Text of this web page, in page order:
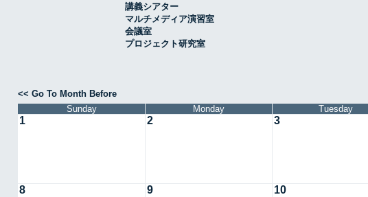
講義シアター
マルチメディア演習室
会議室
プロジェクト研究室
<< Go To Month Before
Sunday
Monday Tuesday
1 2 3
8 9 10